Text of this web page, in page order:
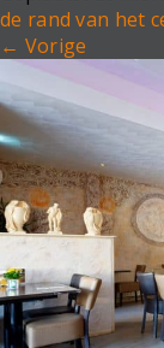
de rand van het
← Vorige